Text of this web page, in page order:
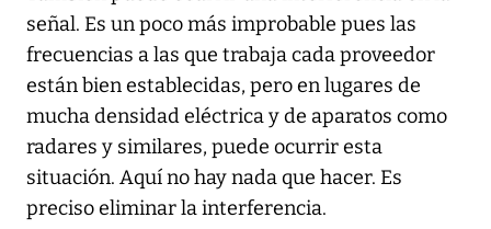
señal. Es un poco más improbable pues las
frecuencias a las que trabaja cada proveedor
están bien establecidas, pero en lugares de
mucha densidad eléctrica y de aparatos como
radares y similares, puede ocurrir esta
situación. Aquí no hay nada que hacer. Es
preciso eliminar la interferencia.